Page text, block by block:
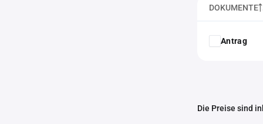
DOKUMENTE
Antrag
Die Preise sind